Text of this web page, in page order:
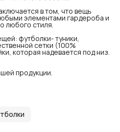
в том, что вещь
элементами гардероба и
любого стиля.
футболки- туники,
сетки (100%
которая надевается под низ.
продукции.